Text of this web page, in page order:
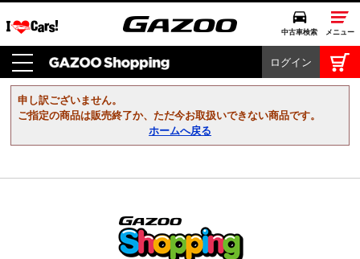
中古車検索 メニュー
中古車検索 クルマカタログ
愛車広場
クルマ情報
ログイン
申し訳ございません。
ご指定の商品は販売終了か、ただ今お取扱いできない商品です。
ホームへ戻る